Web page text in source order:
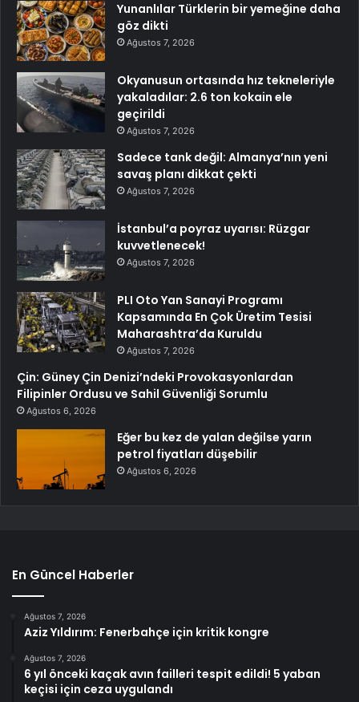
Yunanlılar Türklerin bir yemeğine daha
göz dikti
Ağustos 7, 2026
Okyanusun ortasında hız tekneleriyle
yakaladılar: 2.6 ton kokain ele
geçirildi
Ağustos 7, 2026
Sadece tank değil: Almanya’nın yeni
savaş planı dikkat çekti
Ağustos 7, 2026
İstanbul’a poyraz uyarısı: Rüzgar
kuvvetlenecek!
Ağustos 7, 2026
PLI Oto Yan Sanayi Programı
Kapsamında En Çok Üretim Tesisi
Maharashtra’da Kuruldu
Ağustos 7, 2026
Çin: Güney Çin Denizi’ndeki Provokasyonlardan
Filipinler Ordusu ve Sahil Güvenliği Sorumlu
Ağustos 6, 2026
Eğer bu kez de yalan değilse yarın
petrol fiyatları düşebilir
Ağustos 6, 2026
En Güncel Haberler
Ağustos 7, 2026
Aziz Yıldırım: Fenerbahçe için kritik kongre
Ağustos 7, 2026
6 yıl önceki kaçak avın failleri tespit edildi! 5 yaban
keçisi için ceza uygulandı